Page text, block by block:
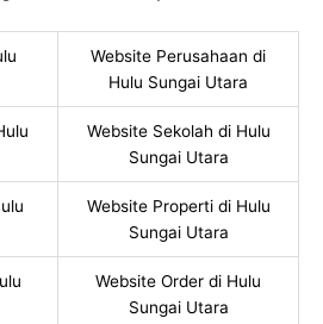
Website Perusahaan di
Hulu Sungai Utara
Website Sekolah di Hulu
Sungai Utara
Website Properti di Hulu
Sungai Utara
Website Order di Hulu
Sungai Utara